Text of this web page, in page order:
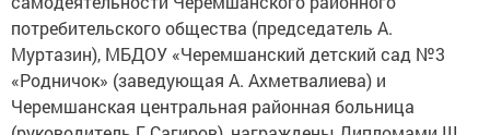
потребительского общества (председатель А.
Муртазин), МБДОУ «Черемшанский детский сад №3
«Родничок» (заведующая А. Ахметвалиева) и
Черемшанская центральная районная больница